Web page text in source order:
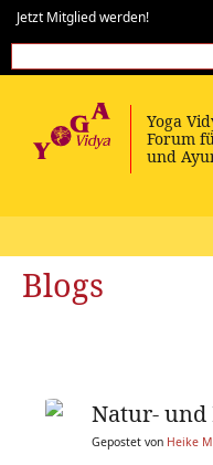
Jetzt Mitglied werden!
Blogs
Natur- und
Gepostet von Heike